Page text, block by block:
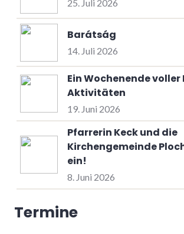
25. Juli 2026
Barátság
14. Juli 2026
Ein Wochenende voller
Aktivitäten
19. Juni 2026
Pfarrerin Keck und die
Kirchengemeinde
ein!
8. Juni 2026
Termine